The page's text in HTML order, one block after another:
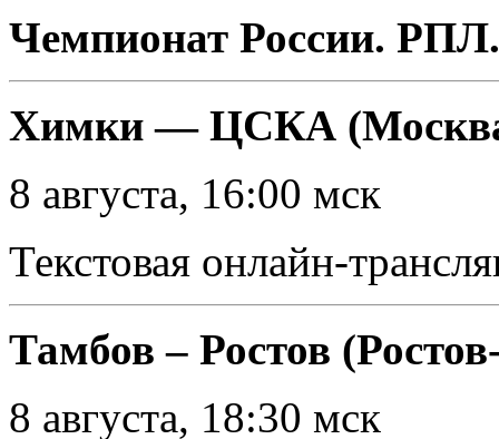
Чемпионат России.
Химки — ЦСКА
8 августа, 16:00 мск
Текстовая онлайн-
Тамбов – Ростов
8 августа, 18:30 мск